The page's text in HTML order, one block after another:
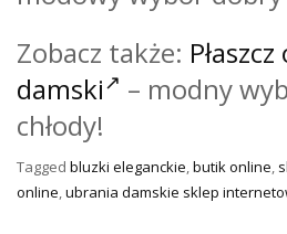
Zobacz także:
damski
– modny
chłody!
Tagged bluzki eleganckie butik online
online ubrania damskie sklep